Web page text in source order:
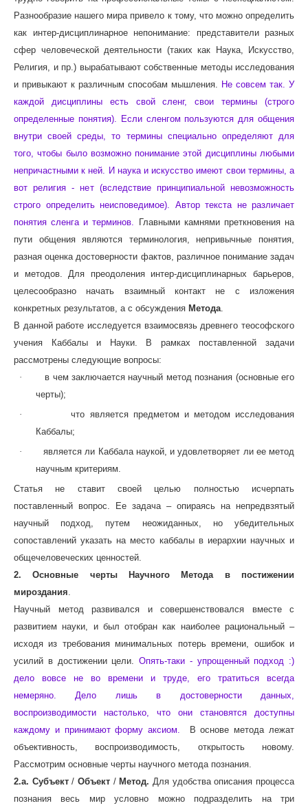
Разнообразие нашего мира привело к тому, что можно определить
как интер-дисциплинарное непонимание: представители разных
сфер человеческой деятельности (таких как Наука, Искусство,
Религия, и пр.) вырабатывают собственные методы исследования
и привыкают к различным способам мышления.
Не совсем так. У
каждой дисциплины есть свой сленг, свои термины (строго
определенные понятия). Если сленгом пользуются для общения
внутри своей среды, то термины специально определяют для
того, чтобы было возможно понимание этой дисциплины любыми
непричастными к ней. И наука и искусство имеют свои термины, а
вот религия - нет (вследствие принципиальной невозможность
строго определить неисповедимое).
Автор текста не различает
понятия сленга и терминов.
Главными камнями преткновения на
пути общения являются терминология, непривычные понятия,
разная оценка достоверности фактов, различное понимание задач
и методов. Для преодоления интер-дисциплинарных барьеров,
целесообразно начать взаимный контакт не с изложения
конкретных результатов, а с обсуждения Метода
В данной работе исследуется взаимосвязь древнего теософского
учения Каббалы и Науки. В рамках поставленной задачи
рассмотрены следующие вопросы:
·
в чем заключается научный метод познания (основные его
черты);
·
что является предметом и методом исследования
Каббалы;
·
является ли Каббала наукой, и удовлетворяет ли ее метод
научным критериям.
Статья не ставит своей целью полностью исчерпать
поставленный вопрос. Ее задача – опираясь на непредвзятый
научный подход, путем неожиданных, но убедительных
сопоставлений указать на место каббалы в иерархии научных и
общечеловеческих ценностей.
2. Основные черты Научного Метода в постижении
мироздания
Научный метод развивался и совершенствовался вместе с
развитием науки, и был отобран как наиболее рациональный –
исходя из требования минимальных потерь времени, ошибок и
усилий в достижении цели. Опять-таки - упрощенный подход :)
дело вовсе не во времени и труде, его тратиться всегда
немеряно. Дело лишь в достоверности данных,
воспроизводимости настолько, что они становятся доступны
каждому и принимают форму аксиом.
В основе метода лежат
объективность, воспроизводимость, открытость новому.
Рассмотрим основные черты научного метода познания.
2.а. Субъект/Объект / Метод. Для удобства описания процесса
познания весь мир условно можно подразделить на три